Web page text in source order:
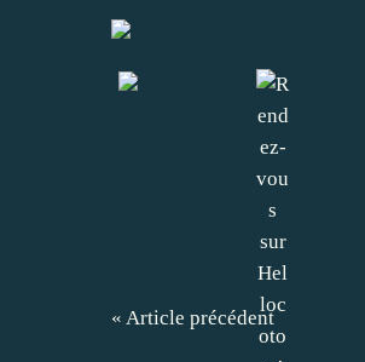
« Article précédent